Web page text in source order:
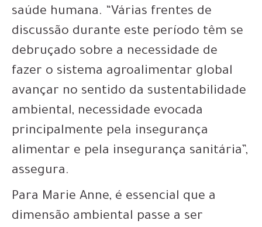
saúde humana. “Várias frentes de
discussão durante este período têm se
debruçado sobre a necessidade de
fazer o sistema agroalimentar global
avançar no sentido da sustentabilidade
ambiental, necessidade evocada
principalmente pela insegurança
alimentar e pela insegurança sanitária”,
assegura.
Para Marie Anne, é essencial que a
dimensão ambiental passe a ser